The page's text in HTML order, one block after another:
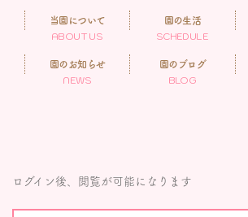
当園について
ABOUT US
園の生活
SCHEDULE
園のお知らせ
NEWS
園のブログ
BLOG
ログイン後、閲覧が可能になります